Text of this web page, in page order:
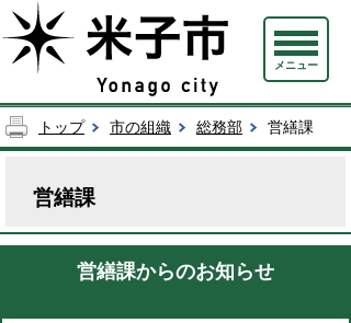
メニュー
トップ 市の組織 総務部 営繕課
営繕課
営繕課からのお知らせ